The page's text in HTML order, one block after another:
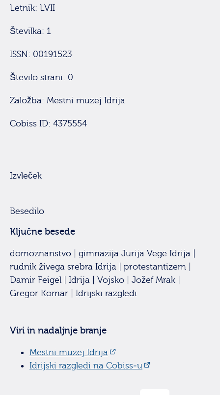
Letnik: LVII
Številka: 1
ISSN: 00191523
Število strani: 0
Založba: Mestni muzej Idrija
Cobiss ID: 4375554
Izvleček
Besedilo
Ključne besede
domoznanstvo | gimnazija Jurija Vege Idrija |
rudnik živega srebra Idrija | protestantizem |
Damir Feigel | Idrija | Vojsko | Jožef Mrak |
Gregor Komar | Idrijski razgledi
Viri in nadaljnje branje
Mestni muzej Idrija
Idrijski razgledi na Cobiss-u